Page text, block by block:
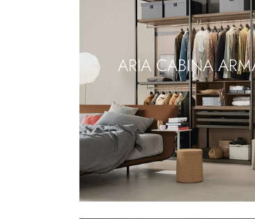
ARIA CABINA